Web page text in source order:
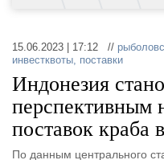
15.06.2023 | 17:12 //
инвестквоты, поставки
Индонезия
перспективным
поставок краба
По данным центрального